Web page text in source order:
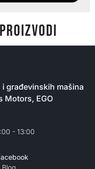
građevinskih mašina
Motors, EGO
- 13:00